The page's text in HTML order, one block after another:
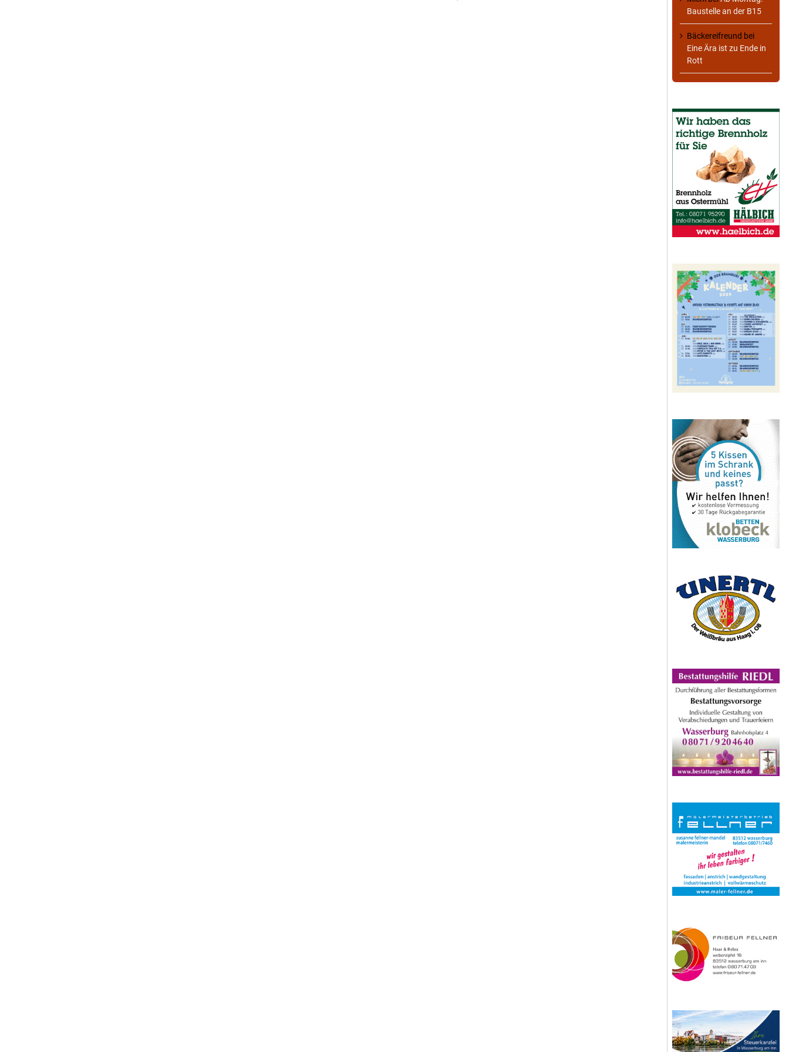
Baustelle an der B15
Bäckereifreund bei
Eine Ära ist zu Ende in
Rott